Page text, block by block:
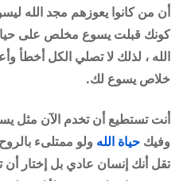
أن من كانوا يعوزهم مجد الله
كونك قبلت يسوع مخلص على
الله ، لذلك لا تصلي الكل أخطأ
خلاص يسوع لك.
أنت تستطيع أن تخدم الآن مثل
وفيك حياة الله ولو ممتلىء
تقل أنك إنسان عادي بل إختار أن